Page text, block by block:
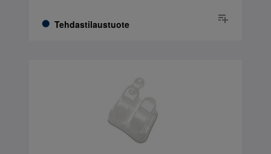
Tehdastilaustuote